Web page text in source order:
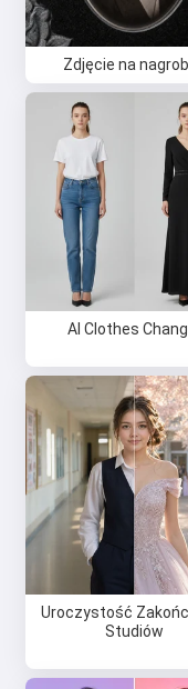
Zdjęcie na
AI Clothes
Uroczystość
Studiów